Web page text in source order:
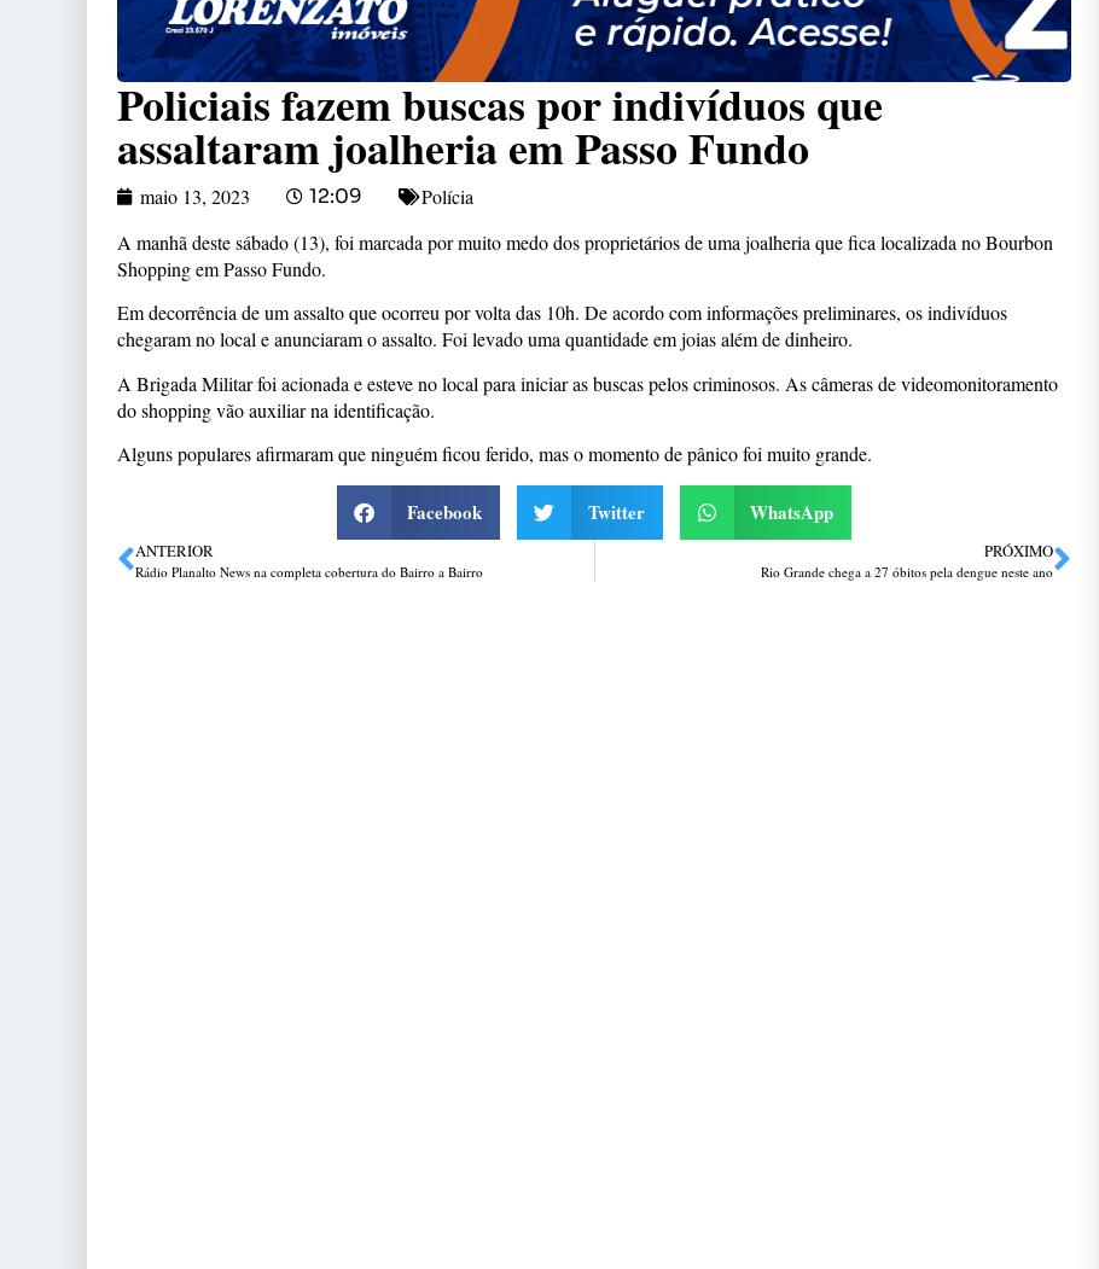
Policiais fazem buscas por indivíduos que
assaltaram joalheria em Passo Fundo
maio 13, 2023 12:09
Polícia
A manhã deste sábado (13), foi marcada por muito medo dos proprietários de uma joalheria que fica localizada no Bourbon
Shopping em Passo Fundo.
Em decorrência de um assalto que ocorreu por volta das 10h. De acordo com informações preliminares, os indivíduos
chegaram no local e anunciaram o assalto. Foi levado uma quantidade em joias além de dinheiro.
A Brigada Militar foi acionada e esteve no local para iniciar as buscas pelos criminosos. As câmeras de videomonitoramento
do shopping vão auxiliar na identificação.
Alguns populares afirmaram que ninguém ficou ferido, mas o momento de pânico foi muito grande.
Facebook Twitter WhatsApp
ANTERIOR
Rádio Planalto News na completa cobertura do Bairro a Bairro
PRÓXIMO
Rio Grande chega a 27 óbitos pela dengue neste ano